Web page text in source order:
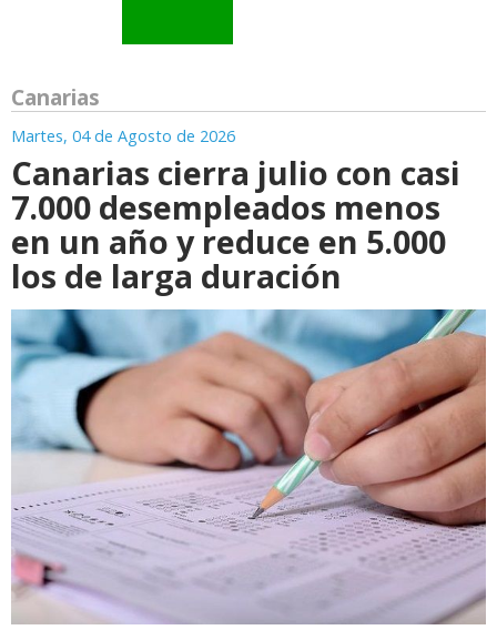
Canarias
Martes, 04 de Agosto de 2026
Canarias cierra julio con casi
7.000 desempleados menos
en un año y reduce en 5.000
los de larga duración